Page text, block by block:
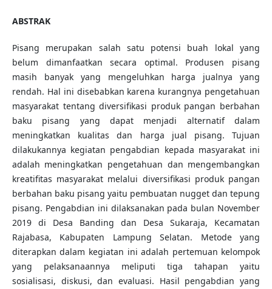
ABSTRAK
Pisang merupakan salah satu potensi buah lokal yang
belum dimanfaatkan secara optimal. Produsen pisang
masih banyak yang mengeluhkan harga jualnya yang
rendah. Hal ini disebabkan karena kurangnya pengetahuan
masyarakat tentang diversifikasi produk pangan berbahan
baku pisang yang dapat menjadi alternatif dalam
meningkatkan kualitas dan harga jual pisang. Tujuan
dilakukannya kegiatan pengabdian kepada masyarakat ini
adalah meningkatkan pengetahuan dan mengembangkan
kreatifitas masyarakat melalui diversifikasi produk pangan
berbahan baku pisang yaitu pembuatan nugget dan tepung
pisang. Pengabdian ini dilaksanakan pada bulan November
2019 di Desa Banding dan Desa Sukaraja, Kecamatan
Rajabasa, Kabupaten Lampung Selatan. Metode yang
diterapkan dalam kegiatan ini adalah pertemuan kelompok
yang pelaksanaannya meliputi tiga tahapan yaitu
sosialisasi, diskusi, dan evaluasi. Hasil pengabdian yang